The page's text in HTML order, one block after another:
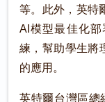
等。此外，英特
AI模型最佳化
練，幫助學生將
的應用。
英特爾台灣區總